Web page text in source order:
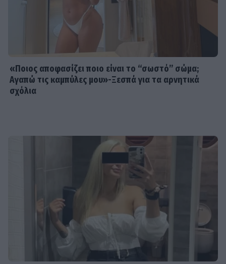
«Ποιος αποφασίζει ποιο είναι το “σωστό” σώμα;
Αγαπώ τις καμπύλες μου»-Ξεσπά για τα αρνητικά
σχόλια